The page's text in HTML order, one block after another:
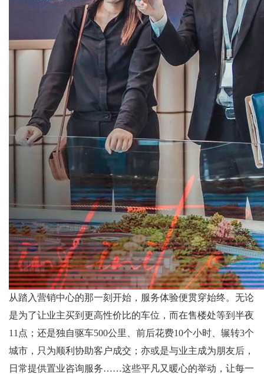
从踏入营销中心的那一刻开始，服务体验便贯穿始终。无论
是为了让业主买到更高性价比的车位，而在售楼处等到半夜
11 点；还是独自驱车500公里、前后花费10个小时、辗转3个
城市，只为顺利协助客户成交；亦或是与业主成为朋友后，
日常提供置业咨询服务……这些平凡又暖心的举动，让每一